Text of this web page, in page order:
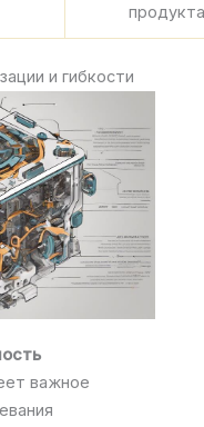
продукта
и гибкости
важное